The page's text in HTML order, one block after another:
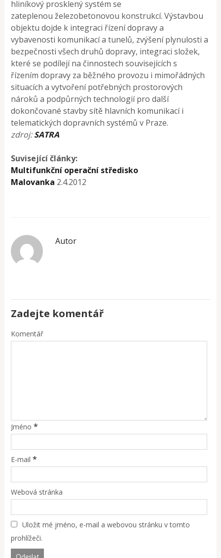
hliníkový prosklený systém se
zateplenou železobetonovou konstrukcí. Výstavbou
objektu dojde k integraci řízení dopravy a
vybavenosti komunikací a tunelů, zvýšení plynulosti a
bezpečnosti všech druhů dopravy, integraci složek,
které se podílejí na činnostech souvisejících s
řízením dopravy za běžného provozu i mimořádných
situacích a vytvoření potřebných prostorových
nároků a podpůrných technologií pro další
dokončované stavby sítě hlavních komunikací i
telematických dopravních systémů v Praze.
zdroj:SATRA
Suvisející články:
Multifunkční operační středisko
Malovanka 2.4.2012
Autor
Zadejte komentář
Komentář
Jméno *
E-mail *
Webová stránka
Uložit mé jméno, e-mail a webovou stránku v tomto
prohlížeči.